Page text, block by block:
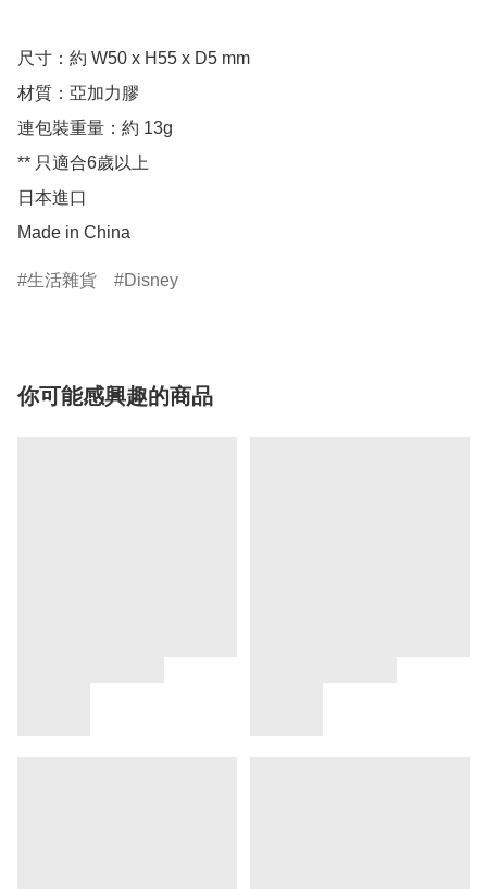
尺寸：約 W50 x H55 x D5 mm
材質：亞加力膠
連包裝重量：約 13g
** 只適合6歲以上
日本進口
Made in China
生活雜貨 Disney
你可能感興趣的商品